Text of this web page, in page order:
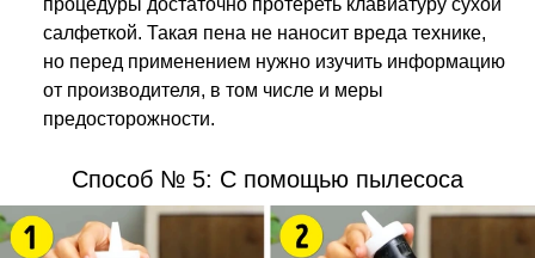
процедуры достаточно протереть клавиатуру сухой
салфеткой. Такая пена не наносит вреда технике,
но перед применением нужно изучить информацию
от производителя, в том числе и меры
предосторожности.
Способ № 5: С помощью пылесоса